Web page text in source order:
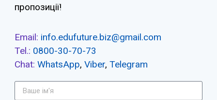
пропозиції!
Email: info.edufuture.biz@gmail.com
Tel.: 0800-30-70-73
Chat: WhatsApp, Viber, Telegram